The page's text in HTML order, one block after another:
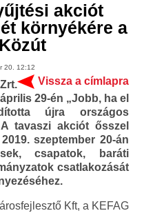
akciót
környékére a
20. 12:12
Vissza a címlapra
29-én „Jobb, ha el
újra országos
tavaszi akciót ősszel
szeptember 20-án
csapatok, baráti
csatlakozását
Kft, a KEFAG